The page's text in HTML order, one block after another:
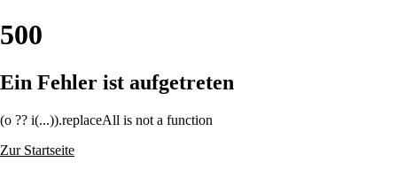
500
Ein Fehler ist aufgetreten
(o ?? i(...)).replaceAll is not a function
Zur Startseite